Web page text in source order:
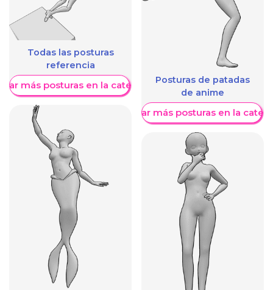
Todas las posturas
referencia
más posturas en la categoría Posturas de patadas
de anime
Mostrar más posturas en la